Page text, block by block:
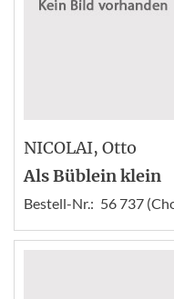
NICOLAI, Otto
Als Büblein klein
Bestell-Nr.: 56 737